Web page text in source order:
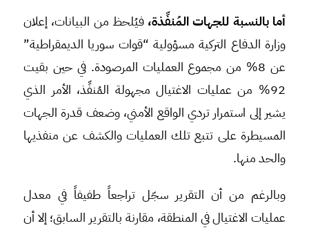
أما بالنسبة للجهات المُنفِّذة،فيُلحظ من البيانات، إعلان
وزارة الدفاع التركية مسؤولية “قوات سوريا الديمقراطية”
عن 8% من مجموع العمليات المرصودة. في حين بقيت
92% من عمليات الاغتيال مجهولة المُنفِّذ، الأمر الذي
يشير إلى استمرار تردي الواقع الأمني، وضعف قدرة الجهات
المسيطرة على تتبع تلك العمليات والكشف عن منفذيها
والحد منها.
وبالرغم من أن التقرير سجّل تراجعاً طفيفاً في معدل
عمليات الاغتيال في المنطقة، مقارنة بالتقرير السابق؛ إلا أن